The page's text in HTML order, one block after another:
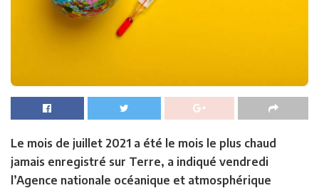
Le mois de juillet 2021 a été le mois le plus chaud
jamais enregistré sur Terre, a indiqué vendredi
l’Agence nationale océanique et atmosphérique